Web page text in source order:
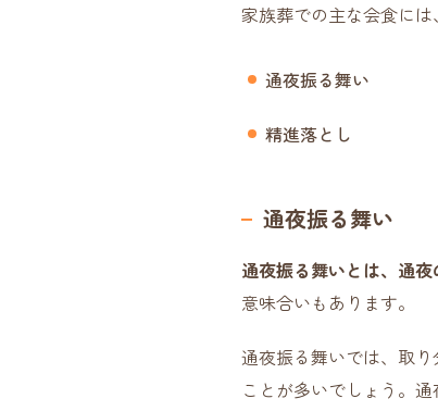
家族葬での主な会食に
通夜振る舞い
精進落とし
通夜振る舞い
通夜振る舞いとは、通
意味合いもあります。
通夜振る舞いでは、取
ことが多いでしょう。